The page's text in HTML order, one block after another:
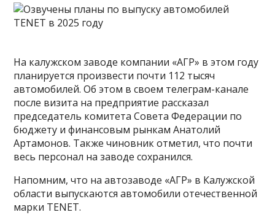
На калужском заводе компании «АГР» в этом году
планируется произвести почти 112 тысяч
автомобилей. Об этом в своем телеграм-канале
после визита на предприятие рассказал
председатель комитета Совета Федерации по
бюджету и финансовым рынкам Анатолий
Артамонов. Также чиновник отметил, что почти
весь персонал на заводе сохранился.
Напомним, что на автозаводе «АГР» в Калужской
области выпускаются автомобили отечественной
марки TENET.